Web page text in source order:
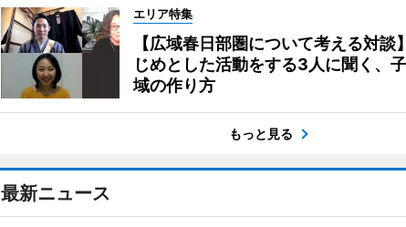
エリア特集
【広域春日部圏について考える対談
じめとした活動をする3人に聞く、
域の作り方
もっと見る
最新ニュース